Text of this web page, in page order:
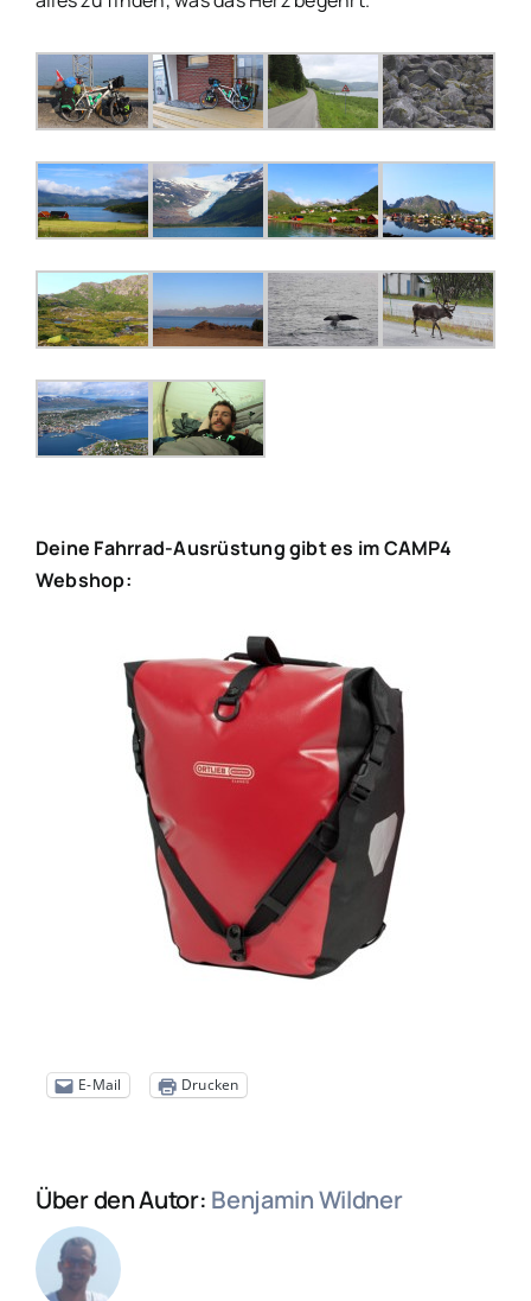
Deine Fahrrad-Ausrüstung gibt es im CAMP4
Webshop:
E-Mail Drucken
Über den Autor: Benjamin Wildner